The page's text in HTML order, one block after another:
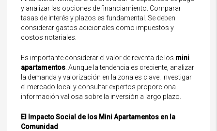
y analizar las opciones de financiamiento. Comparar
tasas de interés y plazos es fundamental. Se deben
considerar gastos adicionales como impuestos y
costos notariales.
Es importante considerar el valor de reventa de los mini
apartamentos . Aunque la tendencia es creciente, analizar
la demanda y valorización en la zona es clave. Investigar
el mercado local y consultar expertos proporciona
información valiosa sobre la inversión a largo plazo.
El Impacto Social de los Mini Apartamentos en la
Comunidad